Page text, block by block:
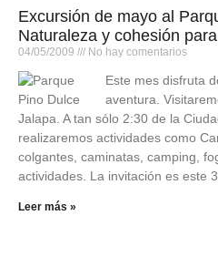
Excursión de mayo al
Naturaleza y cohesión
04/05/2009 No hay comentarios
Este mes disfruta
aventura.
Jalapa. A tan sólo 2:30 de la
realizaremos actividades como
colgantes, caminatas, camping,
actividades. La invitación es este
Leer más »